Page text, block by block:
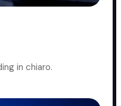
in chiaro.